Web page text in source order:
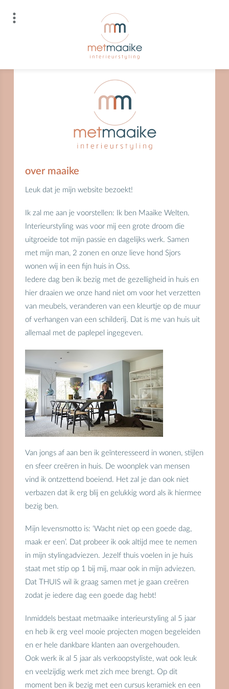
metmaaike interieurstyling
over maaike
Leuk dat je mijn website bezoekt!
Ik zal me aan je voorstellen:
Ik ben Maaike Welten.
Interieurstyling was voor mij een grote droom die
uitgroeide tot mijn passie en dagelijks werk.Samen
met mijn man, 2 zonen en onze lieve hond Sjors
wonen wij in een fijn huis in Oss.
Iedere dag ben ik bezig met de gezelligheid in huis en
hier draaien we onze hand niet om voor het verzetten
van meubels, veranderen van een kleurtje op de muur
of verhangen van een schilderij. Dat is me van huis uit
allemaal met de paplepel ingegeven.
Van jongs af aan ben ik geïnteresseerd in wonen, stijlen
en sfeer creëren in huis. De woonplek van mensen
vind ik ontzettend boeiend. Het zal je dan ook niet
verbazen dat ik erg blij en gelukkig word als ik hiermee
bezig ben.
Mijn levensmotto is: ‘Wacht niet op een goede dag,
maak er een’. Dat probeer ik ook altijd mee te nemen
in mijn stylingadviezen. Jezelf thuis voelen in je huis
staat met stip op 1 bij mij, maar ook in mijn adviezen.
Dat THUIS wil ik graag samen met je gaan creëren
zodat je iedere dag een goede dag hebt!
Inmiddels bestaat metmaaike interieurstyling al 5 jaar
en heb ik erg veel mooie projecten mogen begeleiden
en er hele dankbare klanten aan overgehouden.
Ook werk ik al 5 jaar als verkoopstyliste, wat ook leuk
en veelzijdig werk met zich mee brengt. Op dit
moment ben ik bezig met een cursus keramiek en een